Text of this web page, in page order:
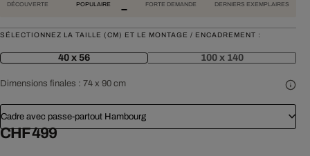
DÉCOUVERTE POPULAIRE FORTE DEMANDE DERNIERS EXEMPLAIRES
SÉLECTIONNEZ LA TAILLE (CM) ET LE MONTAGE / ENCADREMENT :
40 x 56 100 x 140
Dimensions finales : 74 x 90 cm
Cadre avec passe-partout Hambourg
CHF 499